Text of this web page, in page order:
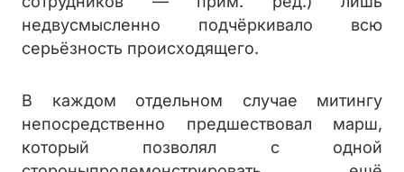
недвусмысленно подчёркивало всю
серьёзность происходящего.
В каждом отдельном случае митингу
непосредственно предшествовал марш,
который позволял с одной